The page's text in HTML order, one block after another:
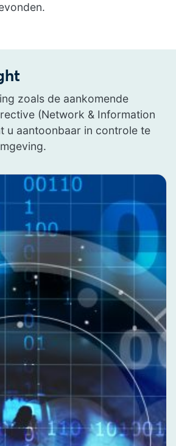
zoals de aankomende
(Network & Information
u aantoonbaar in controle te